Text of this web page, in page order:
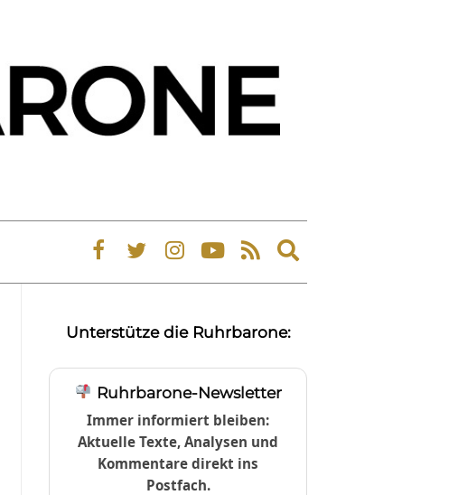
Expand
search
Unterstütze die Ruhrbarone:
Ruhrbarone-Newsletter
Immer informiert bleiben:
Aktuelle Texte, Analysen und
Kommentare direkt ins
Postfach.